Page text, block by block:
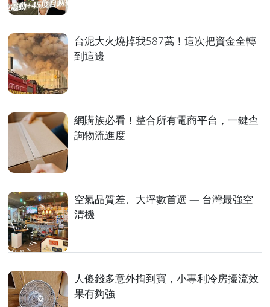
台泥大火燒掉我587萬！這次把資金全轉
到這邊
網購族必看！整合所有電商平台，一鍵查
詢物流進度
空氣品質差、大坪數首選 — 台灣最強空
清機
人傻錢多意外掏到寶，小專利冷房擾流效
果有夠強